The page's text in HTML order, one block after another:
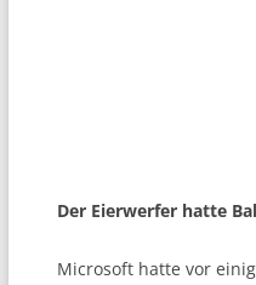
Der Eierwerfer hatte
Microsoft hatte vor